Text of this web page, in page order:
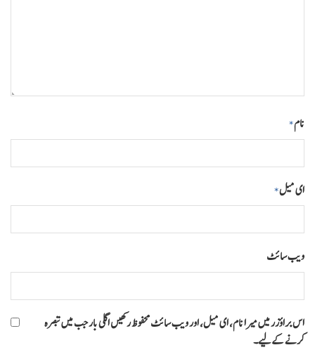
نام*
ای میل*
ویب‌ سائٹ
اس براؤزر میں میرا نام، ای میل، اور ویب سائٹ محفوظ رکھیں اگلی بار جب میں تبصرہ
کرنے کےلیے۔